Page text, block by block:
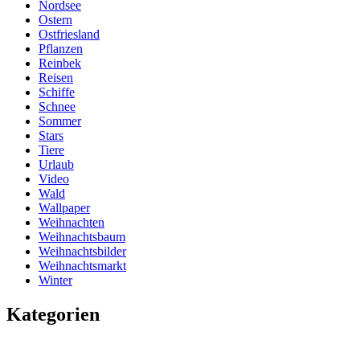
Nordsee
Ostern
Ostfriesland
Pflanzen
Reinbek
Reisen
Schiffe
Schnee
Sommer
Stars
Tiere
Urlaub
Video
Wald
Wallpaper
Weihnachten
Weihnachtsbaum
Weihnachtsbilder
Weihnachtsmarkt
Winter
Kategorien